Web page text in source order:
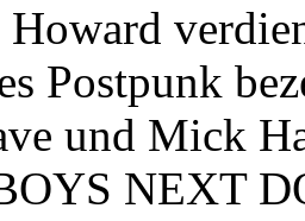
Postpunk
und Mick
NEXT